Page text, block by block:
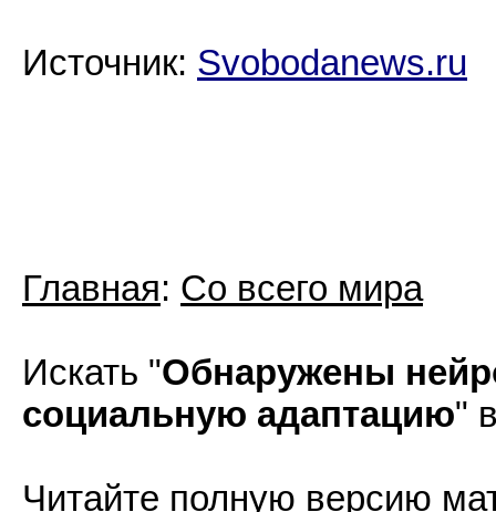
Источник: Svobodanews.ru
Главная: Со всего мира
Искать "Обнаружены
социальную адаптацию"
Читайте полную версию